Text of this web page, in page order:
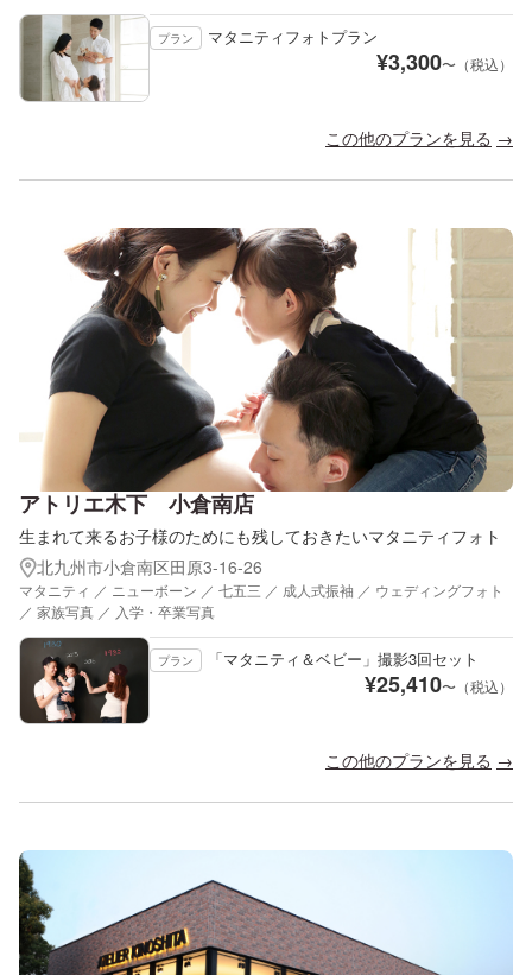
プラン マタニティフォトプラン
¥3,300〜（税込）
この他のプランを見る
アトリエ木下 小倉南店
生まれて来るお子様のためにも残しておきたいマタニティフォト
北九州市小倉南区田原3-16-26
マタニティ ／ ニューボーン ／ 七五三 ／ 成人式振袖 ／ ウェディングフォト
／ 家族写真 ／ 入学・卒業写真
プラン 「マタニティ＆ベビー」撮影3回セット
¥25,410〜（税込）
この他のプランを見る